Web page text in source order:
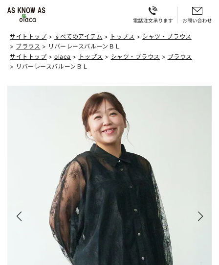
サイトトップ すべてのアイテム トップス
シャツ・ブラウス
ブラウス
リバーレースバルーンＢＬ
サイトトップ
olaca トップス シャツ・ブラウス
ブラウス
リバーレースバルーンＢＬ